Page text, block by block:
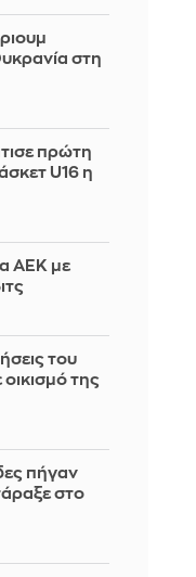
στη
πρώτη
U16 η
ΑΕΚ με
του
της
πήγαν
στο